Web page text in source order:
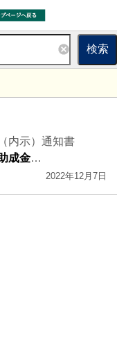
検索
内示）通知書
成金…
2022年12月7日